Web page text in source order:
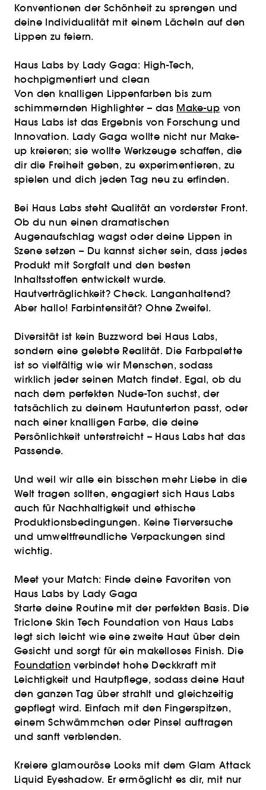
Konventionen der Schönheit zu sprengen und
deine Individualität mit einem Lächeln auf den
Lippen zu feiern.
Haus Labs by Lady Gaga: High-Tech,
hochpigmentiert und clean
Von den knalligen Lippenfarben bis zum
schimmernden Highlighter – das Make-up von
Haus Labs ist das Ergebnis von Forschung und
Innovation. Lady Gaga wollte nicht nur Make-
up kreieren; sie wollte Werkzeuge schaffen, die
dir die Freiheit geben, zu experimentieren, zu
spielen und dich jeden Tag neu zu erfinden.
Bei Haus Labs steht Qualität an vorderster Front.
Ob du nun einen dramatischen
Augenaufschlag wagst oder deine Lippen in
Szene setzen – Du kannst sicher sein, dass jedes
Produkt mit Sorgfalt und den besten
Inhaltsstoffen entwickelt wurde.
Hautverträglichkeit? Check. Langanhaltend?
Aber hallo! Farbintensität? Ohne Zweifel.
Diversität ist kein Buzzword bei Haus Labs,
sondern eine gelebte Realität. Die Farbpalette
ist so vielfältig wie wir Menschen, sodass
wirklich jeder seinen Match findet. Egal, ob du
nach dem perfekten Nude-Ton suchst, der
tatsächlich zu deinem Hautunterton passt, oder
nach einer knalligen Farbe, die deine
Persönlichkeit unterstreicht – Haus Labs hat das
Passende.
Und weil wir alle ein bisschen mehr Liebe in die
Welt tragen sollten, engagiert sich Haus Labs
auch für Nachhaltigkeit und ethische
Produktionsbedingungen. Keine Tierversuche
und umweltfreundliche Verpackungen sind
wichtig.
Meet your Match: Finde deine Favoriten von
Haus Labs by Lady Gaga
Starte deine Routine mit der perfekten Basis. Die
Triclone Skin Tech Foundation von Haus Labs
legt sich leicht wie eine zweite Haut über dein
Gesicht und sorgt für ein makelloses Finish. Die
Foundation verbindet hohe Deckkraft mit
Leichtigkeit und Hautpflege, sodass deine Haut
den ganzen Tag über strahlt und gleichzeitig
gepflegt wird. Einfach mit den Fingerspitzen,
einem Schwämmchen oder Pinsel auftragen
und sanft verblenden.
Kreiere glamouröse Looks mit dem Glam Attack
Liquid Eyeshadow. Er ermöglicht es dir, mit nur